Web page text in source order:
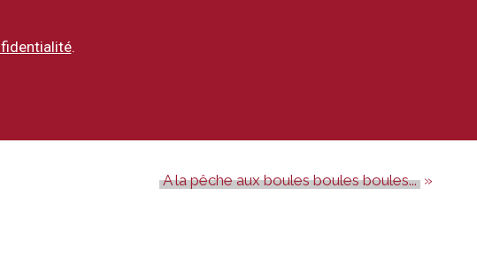
.
A la pêche aux boules boules boules...